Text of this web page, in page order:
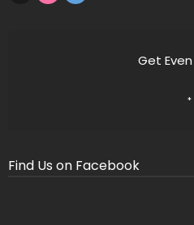
Get
Find Us on Facebook